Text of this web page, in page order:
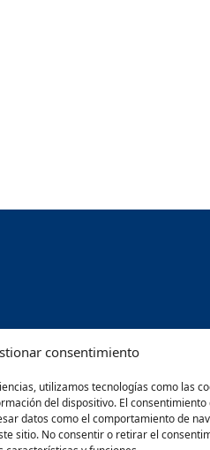
consentimiento
utilizamos tecnologías como las
del dispositivo. El consentimiento
datos como el comportamiento de
sitio. No consentir o retirar el